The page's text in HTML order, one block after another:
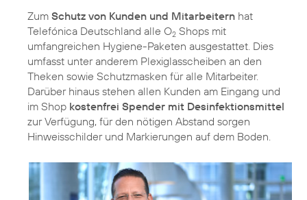
Zum Schutz von Kunden und Mitarbeitern hat
Telefónica Deutschland alle O2 Shops mit
umfangreichen Hygiene-Paketen ausgestattet. Dies
umfasst unter anderem Plexiglasscheiben an den
Theken sowie Schutzmasken für alle Mitarbeiter.
Darüber hinaus stehen allen Kunden am Eingang und
im Shop kostenfrei Spender mit Desinfektionsmittel
zur Verfügung, für den nötigen Abstand sorgen
Hinweisschilder und Markierungen auf dem Boden.